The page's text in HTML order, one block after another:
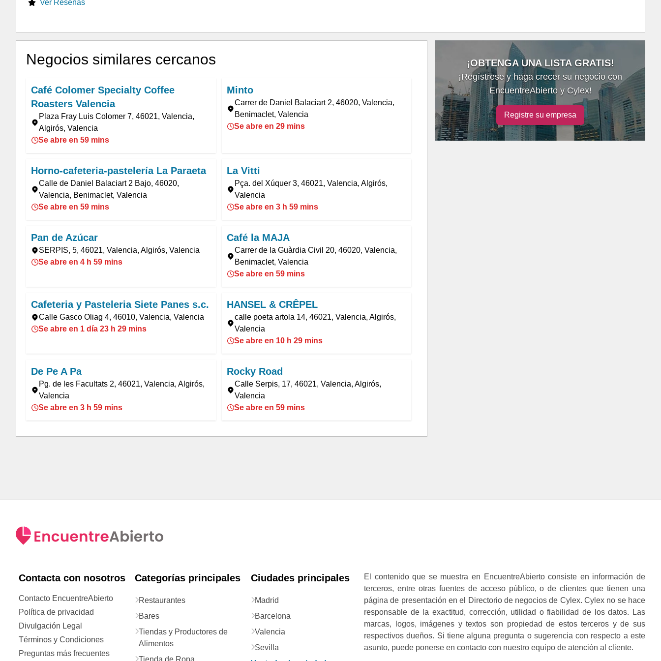
Ver Reseñas
Negocios similares cercanos
Café Colomer Specialty Coffee
Roasters Valencia
Plaza Fray Luis Colomer 7, 46021, Valencia,
Algirós, Valencia
Se abre en 59 mins
Minto
Carrer de Daniel Balaciart 2, 46020, Valencia,
Benimaclet, Valencia
Se abre en 29 mins
Horno-cafeteria-pastelería La Paraeta
Calle de Daniel Balaciart 2 Bajo, 46020,
Valencia, Benimaclet, Valencia
Se abre en 59 mins
La Vitti
Pça. del Xúquer 3, 46021, Valencia, Algirós,
Valencia
Se abre en 3 h 59 mins
Pan de Azúcar
SERPIS, 5, 46021, Valencia, Algirós, Valencia
Se abre en 4 h 59 mins
Café la MAJA
Carrer de la Guàrdia Civil 20, 46020, Valencia,
Benimaclet, Valencia
Se abre en 59 mins
Cafeteria y Pasteleria Siete Panes s.c.
Calle Gasco Oliag 4, 46010, Valencia, Valencia
Se abre en 1 día 23 h 29 mins
HANSEL & CRÊPEL
calle poeta artola 14, 46021, Valencia, Algirós,
Valencia
Se abre en 10 h 29 mins
De Pe A Pa
Pg. de les Facultats 2, 46021, Valencia, Algirós,
Valencia
Se abre en 3 h 59 mins
Rocky Road
Calle Serpis, 17, 46021, Valencia, Algirós,
Valencia
Se abre en 59 mins
¡OBTENGA UNA LISTA GRATIS!
¡Regístrese y haga crecer su negocio con
EncuentreAbierto y Cylex!
Registre su empresa
Contacta con nosotros
Contacto EncuentreAbierto
Política de privacidad
Divulgación Legal
Términos y Condiciones
Preguntas más frecuentes
Categorías principales
Restaurantes
Bares
Tiendas y Productores de
Alimentos
Tienda de Ropa
Ciudades principales
Madrid
Barcelona
Valencia
Sevilla
El contenido que se muestra en EncuentreAbierto consiste en información de
terceros, entre otras fuentes de acceso público, o de clientes que tienen una
página de presentación en el Directorio de negocios de Cylex. Cylex no se hace
responsable de la exactitud, corrección, utilidad o fiabilidad de los datos. Las
marcas, logos, imágenes y textos son propiedad de estos terceros y de sus
respectivos dueños. Si tiene alguna pregunta o sugerencia con respecto a este
asunto, puede ponerse en contacto con nuestro equipo de atención al cliente.